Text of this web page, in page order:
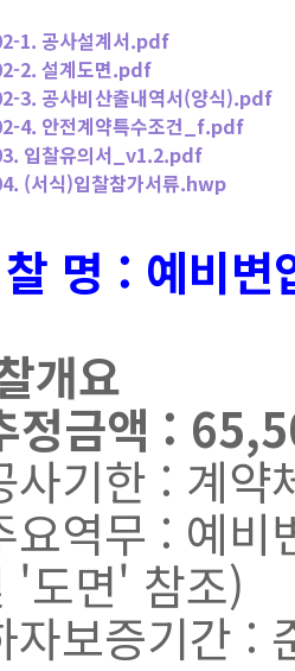
1. 공사설계서.pdf
2. 설계도면.pdf
3. 공사비산출내역서(양식).pdf
4. 안전계약특수조건_f.pdf
입찰유의서_v1.2.pdf
(서식)입찰참가서류.hwp
명 : 예비변
개요
정금액 :
사기한 : 계
요역무 : 예비
'도면' 참조)
자보증기간 :